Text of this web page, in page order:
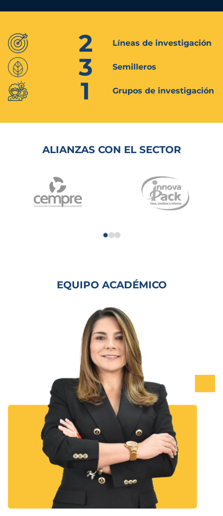
2 Líneas de investigación
3 Semilleros
1 Grupos de investigación
ALIANZAS CON EL SECTOR
EQUIPO ACADÉMICO